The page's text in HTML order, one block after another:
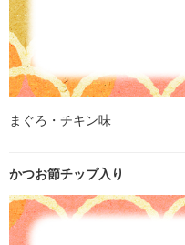
まぐろ・チキン味
かつお節チップ入り